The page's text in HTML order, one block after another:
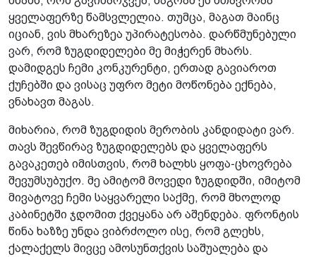
ყველაფერზე წამსვლელია. თუმცა, მაგათ მაინც
იციან, ვის მხარეზეა უპირატესობა. დარწმუნებული
ვარ, რომ ზუგდიდელები მე მიჭერენ მხარს.
დამიდგეს ჩემი კონკურენტი, ერთად გავიაროთ
ქუჩებში და ვისაც უფრო მეტი მოწონება ექნება,
ვნახავთ მაგას.
მიხარია, რომ ზუგდიდის მერობის კანდიდატი ვარ.
თავს შევწირავ ზუგდიდელებს და ყველაფერს
გავაკეთებ იმისთვის, რომ ხალხს ყოფა-ცხოვრება
შევუმსუბუქო. მე ამიტომ მოვედი ზუგდიდში, იმიტომ
მივატოვე ჩემი საყვარელი საქმე, რომ მხოლოდ
კაბინეტში ჯდომით ქვეყანა არ აშენდება. ფრონტის
წინა ხაზზე უნდა ვიბრძოლო ისე, რომ გლეხს,
ქალაქელს მივცე ამოსუნთქვის საშუალება და